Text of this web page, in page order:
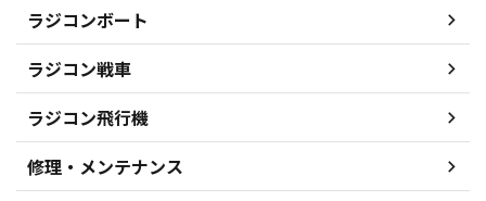
ラジコンボート
ラジコン戦車
ラジコン飛行機
修理・メンテナンス